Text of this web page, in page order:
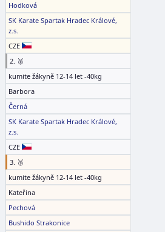
Hodková
SK Karate Spartak Hradec Králové,
z.s.
CZE
2. 🥈
kumite žákyně 12-14 let -40kg
Barbora
Černá
SK Karate Spartak Hradec Králové,
z.s.
CZE
3. 🥉
kumite žákyně 12-14 let -40kg
Kateřina
Pechová
Bushido Strakonice